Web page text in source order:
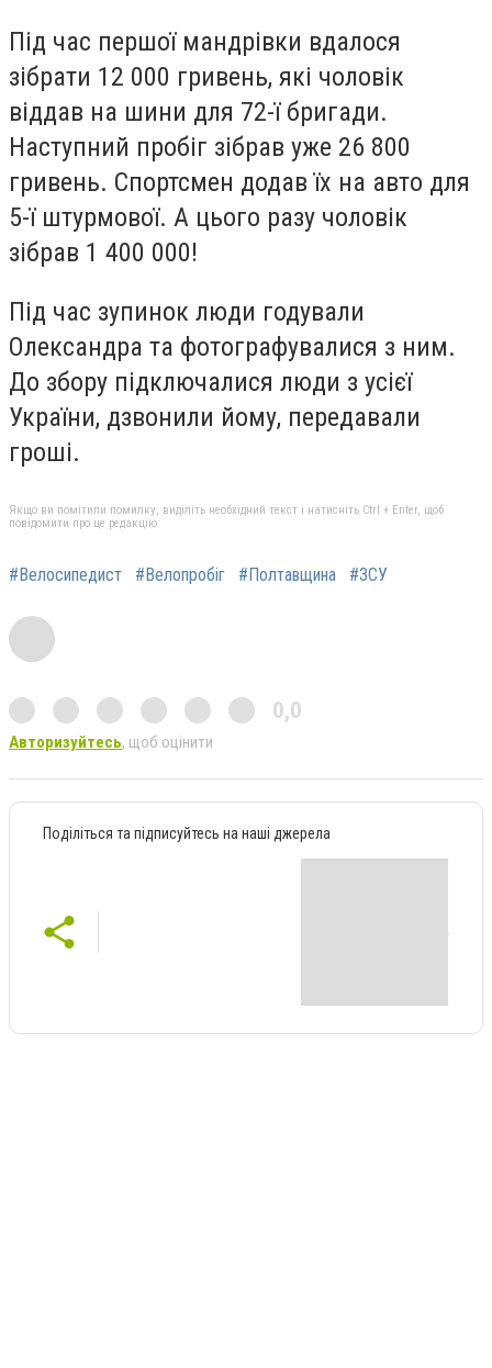
Під час першої мандрівки вдалося
зібрати 12 000 гривень, які чоловік
віддав на шини для 72-ї бригади.
Наступний пробіг зібрав уже 26 800
гривень. Спортсмен додав їх на авто для
5-ї штурмової. А цього разу чоловік
зібрав 1 400 000!
Під час зупинок люди годували
Олександра та фотографувалися з ним.
До збору підключалися люди з усієї
України, дзвонили йому, передавали
гроші.
Якщо ви помітили помилку, виділіть необхідний текст і натисніть Ctrl + Enter, щоб
повідомити про це редакцію
#Велосипедист #Велопробіг #Полтавщина #ЗСУ
0,0
Авторизуйтесь, щоб оцінити
Поділіться та підписуйтесь на наші джерела